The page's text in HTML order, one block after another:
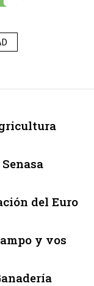
Senasa
del Euro
y vos